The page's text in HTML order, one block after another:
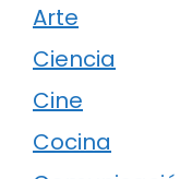
Arte
Ciencia
Cine
Cocina